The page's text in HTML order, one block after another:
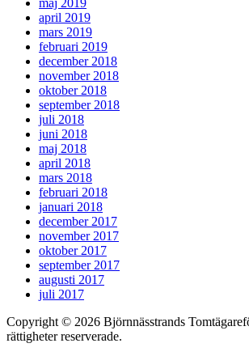
maj 2019
april 2019
mars 2019
februari 2019
december 2018
november 2018
oktober 2018
september 2018
juli 2018
juni 2018
maj 2018
april 2018
mars 2018
februari 2018
januari 2018
december 2017
november 2017
oktober 2017
september 2017
augusti 2017
juli 2017
Copyright © 2026 Björnnässtrands
rättigheter reserverade.